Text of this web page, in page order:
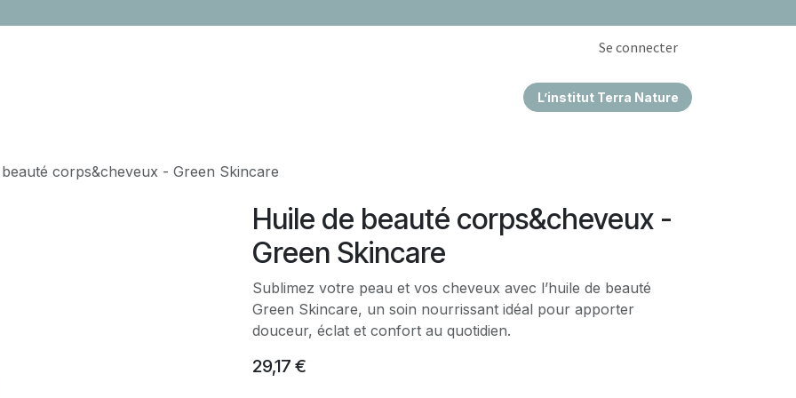
Se connecter
L’institut Terra Nature
corps&cheveux - Green Skincare
Huile de beauté corps&cheveux -
Green Skincare
Sublimez votre peau et vos cheveux avec l’huile de beauté
Green Skincare, un soin nourrissant idéal pour apporter
douceur, éclat et confort au quotidien.
29,17 €